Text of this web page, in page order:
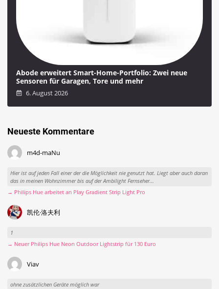
Abode erweitert Smart-Home-Portfolio: Zwei neue
Sensoren für Garagen, Tore und mehr
6. August 2026
Neueste Kommentare
m4d-maNu
Hier ist auf jeden Fall einer der die Möglichkeit nie genutzt hat. Liegt aber auch daran
das in meinen Wohnzimmer bis auf der Ambilight Fernseher...
→ Philips Hue arbeitet an Play Gradient Strip Light Pro
凯伦·洛夫利
1
→ Neuer Philips Hue Neon Outdoor Lightstrip für 130 Euro
Viav
ohne zusätzlichen Geräte möglich war